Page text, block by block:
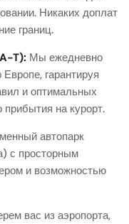
Никаких доплат
границ.
T): Мы ежедневно
гарантируя
и оптимальных
прибытия на курорт.
автопарк
с просторным
и возможностью
вас из аэропорта,